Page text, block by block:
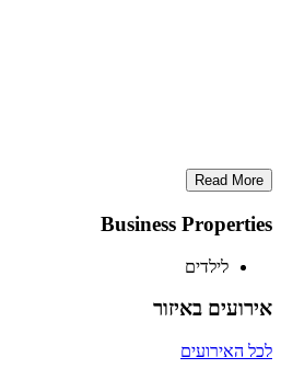
Read More
Business Properties
לילדים
אירועים באיזור
לכל האירועים